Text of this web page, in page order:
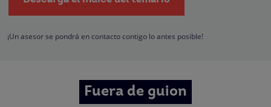
empresas que conforman elGrupo Northius, con el objeto de que estas
hacerle llegar la mejor oferta de productos y servicios de acuerdo a su
oposición, limitación, tal y como se explica en laPolítica de Privacidad
¡Un asesor se pondrá en contacto contigo lo antes posible!
Fuera de guion